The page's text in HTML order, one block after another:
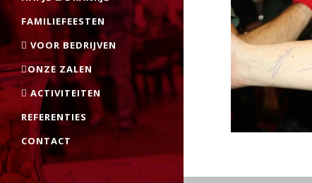
FAMILIEFEESTEN
VOOR BEDRIJVEN
ONZE ZALEN
ACTIVITEITEN
REFERENTIES
CONTACT